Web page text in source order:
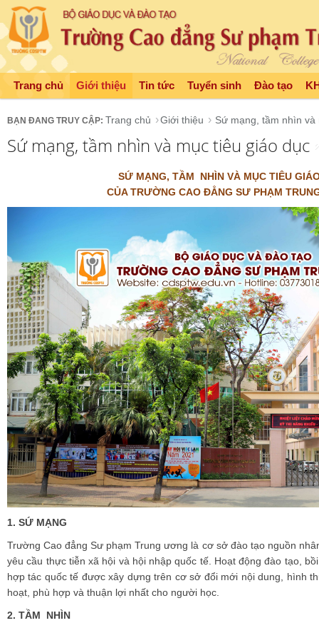
Trang chủ Giới thiệu Tin tức Tuyển sinh Đào tạo
Trang chủ Giới thiệu Sứ mạng, tầm nhìn và
Sứ mạng, tầm nhìn và mục tiêu giáo dục
SỨ MẠNG, TẦM NHÌN VÀ MỤC TIÊU
CỦA TRƯỜNG CAO ĐẲNG SƯ PHẠM
1. SỨ MẠNG
Trường Cao đẳng Sư phạm Trung ương là cơ sở đào tạo nguồn
yêu cầu thực tiễn xã hội và hội nhập quốc tế. Hoạt động đào tạo,
hợp tác quốc tế được xây dựng trên cơ sở đổi mới nội dung, hình
hoạt, phù hợp và thuận lợi nhất cho người học.
2. TẦM NHÌN